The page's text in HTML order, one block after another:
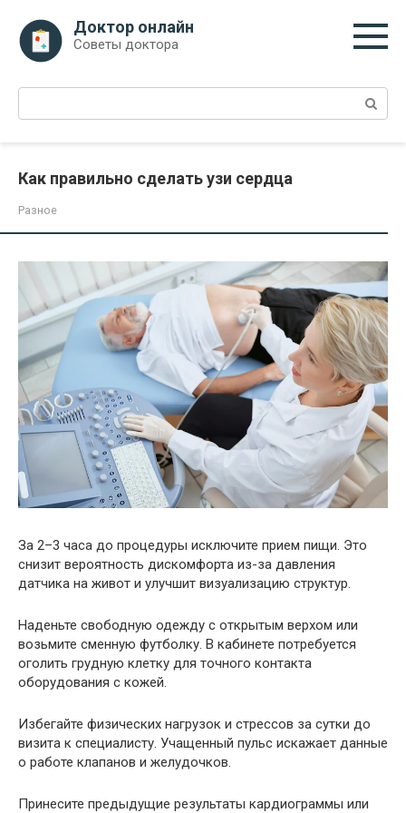
контенту
Доктор онлайн
Советы доктора
Поиск:
Как правильно сделать узи сердца
Разное
За 2–3 часа до процедуры исключите прием пищи. Это
снизит вероятность дискомфорта из-за давления
датчика на живот и улучшит визуализацию структур.
Наденьте свободную одежду с открытым верхом или
возьмите сменную футболку. В кабинете потребуется
оголить грудную клетку для точного контакта
оборудования с кожей.
Избегайте физических нагрузок и стрессов за сутки до
визита к специалисту. Учащенный пульс искажает данные
о работе клапанов и желудочков.
Принесите предыдущие результаты кардиограммы или